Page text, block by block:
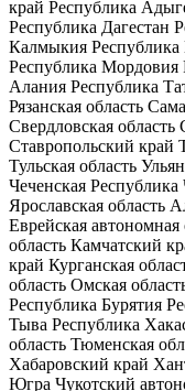
край Республика
Республика Дагестан
Калмыкия
Республика Мордовия
Алания Республика
Рязанская область
Свердловская область
Ставропольский край
Тульская область
Чеченская Республика
Ярославская область
Еврейская автономная
область Камчатский
край Курганская
область Омская
Республика Бурятия
Тыва Республика
область Тюменская
Хабаровский край
Югра Чукотский